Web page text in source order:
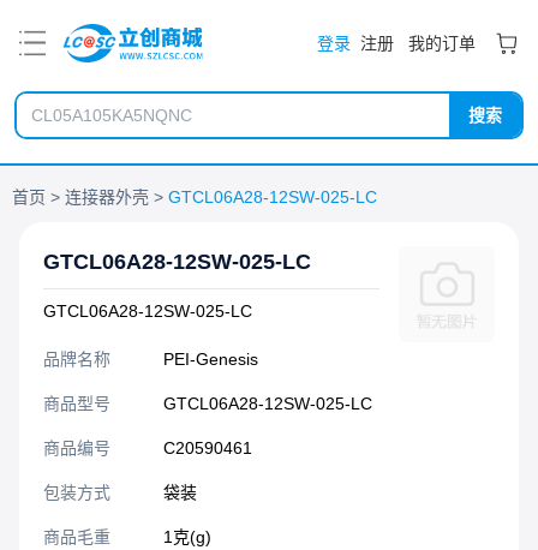
登录 注册 我的订单
搜索
首页 连接器外壳 GTCL06A28-12SW-025-LC
GTCL06A28-12SW-025-LC
GTCL06A28-12SW-025-LC
品牌名称 PEI-Genesis
商品型号 GTCL06A28-12SW-025-LC
商品编号 C20590461
包装方式 袋装
商品毛重 1克(g)